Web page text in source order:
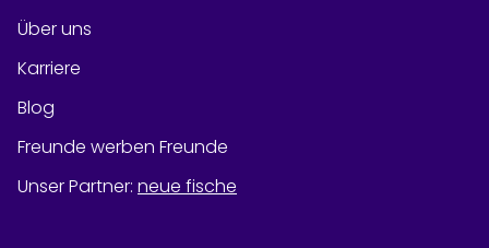
Über uns
Karriere
Blog
Freunde werben Freunde
Unser Partner: neue fische